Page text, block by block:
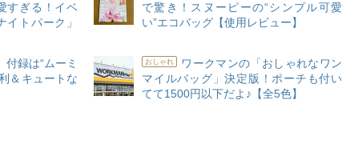
すぎる！イベ
トパーク」
で驚き！スヌーピーの“シンプル可愛
い”エコバッグ【使用レビュー】
付録は“ムーミ
＆キュートな
おしゃれ
ワークマンの「おしゃれなワン
マイルバッグ」決定版！ポーチも付い
てて1500円以下だよ♪【全5色】